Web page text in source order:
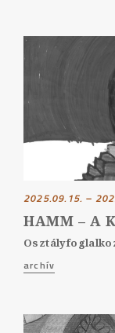
2025.09.15. –
HAMM – A
archív